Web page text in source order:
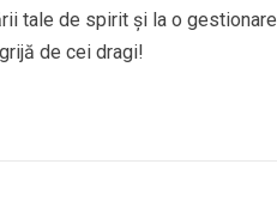
tale de spirit și la o gestionare
de cei dragi!